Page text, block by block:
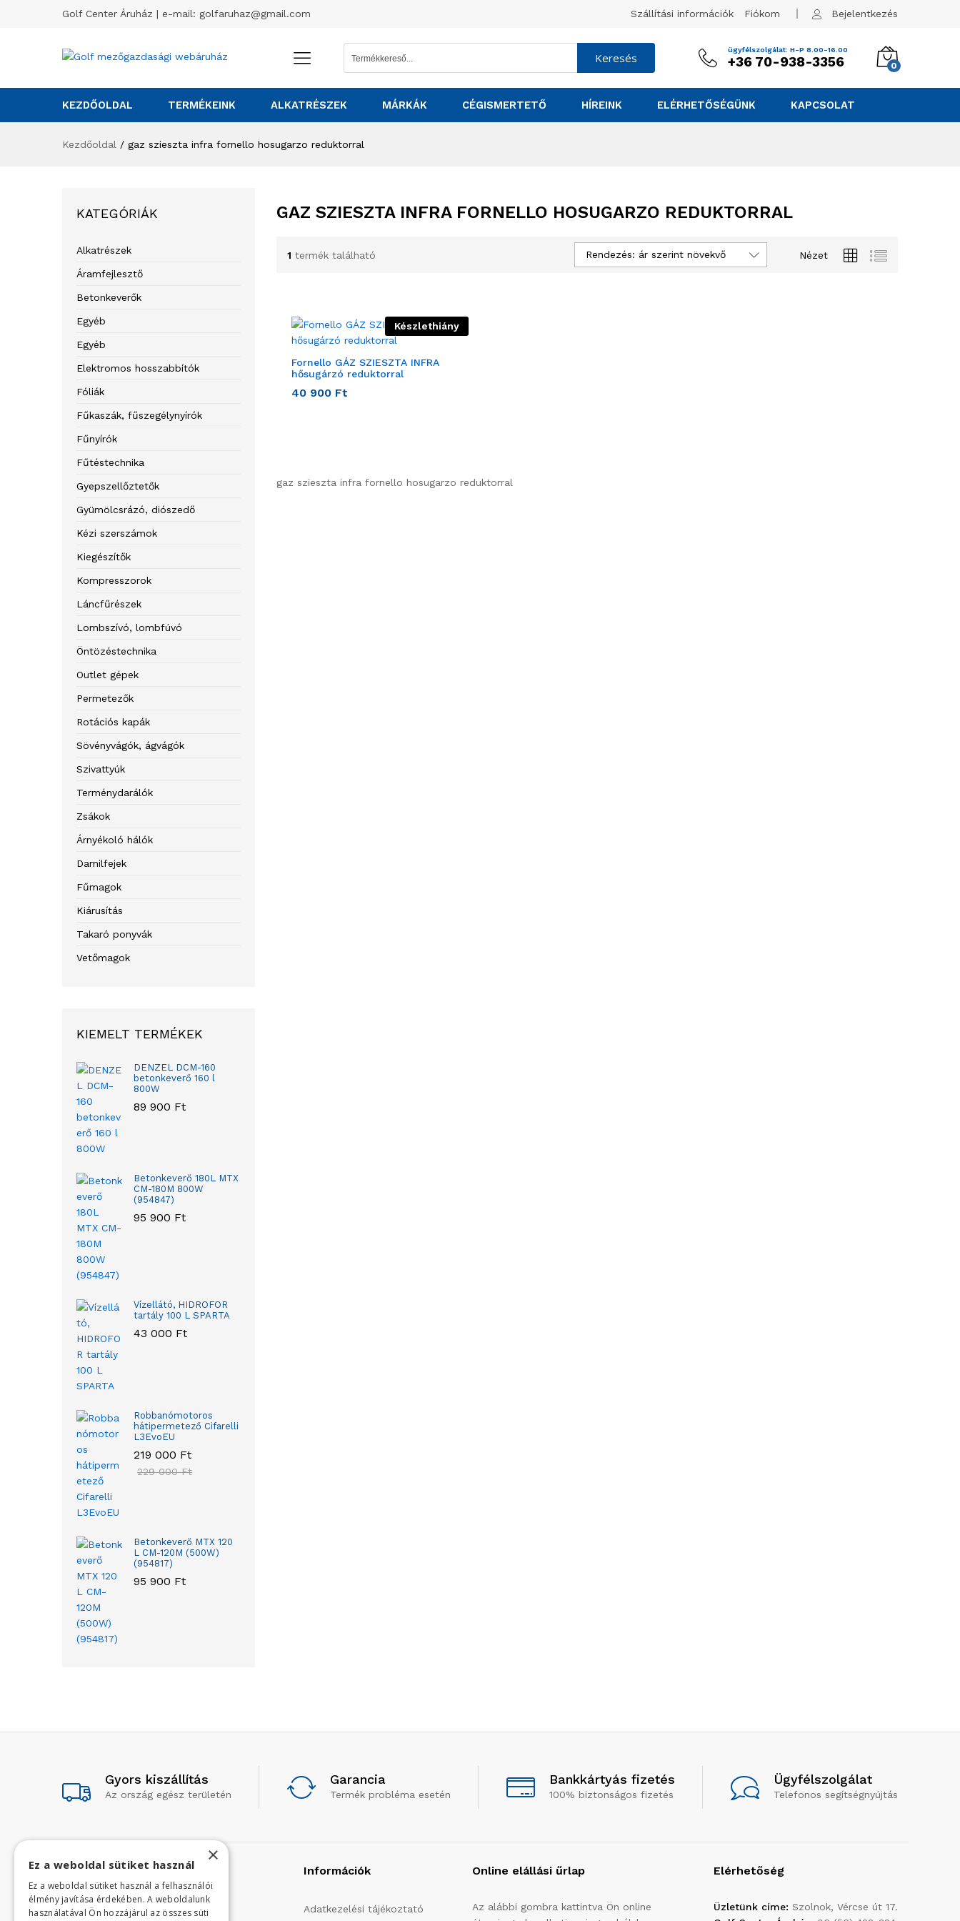
Golf Center Áruház | e-mail: golfaruhaz@gmail.com Szállítási információk Fiókom Bejelentkezés
Keresés
ügyfélszolgálat: H-P 8.00-16.00
+36 70-938-3356 0
KEZDŐOLDAL TERMÉKEINK ALKATRÉSZEK MÁRKÁK CÉGISMERTETŐ HÍREINK ELÉRHETŐSÉGÜNK KAPCSOLAT
Kezdőoldal / gaz szieszta infra fornello hosugarzo reduktorral
GAZ SZIESZTA INFRA FORNELLO HOSUGARZO REDUKTORRAL
1 termék található Nézet
Rendezés: ár szerint növekvő
Készlethiány
Fornello GÁZ SZIESZTA INFRA
hősugárzó reduktorral
40 900 Ft
gaz szieszta infra fornello hosugarzo reduktorral
KATEGÓRIÁK
Alkatrészek
Áramfejlesztő
Betonkeverők
Egyéb
Egyéb
Elektromos hosszabbítók
Fóliák
Fűkaszák, fűszegélynyírók
Fűnyírók
Fűtéstechnika
Gyepszellőztetők
Gyümölcsrázó, diószedő
Kézi szerszámok
Kiegészítők
Kompresszorok
Láncfűrészek
Lombszívó, lombfúvó
Öntözéstechnika
Outlet gépek
Permetezők
Rotációs kapák
Sövényvágók, ágvágók
Szivattyúk
Terménydarálók
Zsákok
Árnyékoló hálók
Damilfejek
Fűmagok
Kiárusítás
Takaró ponyvák
Vetőmagok
KIEMELT TERMÉKEK
DENZEL DCM-160
betonkeverő 160 l
800W
89 900 Ft
Betonkeverő 180L MTX
CM-180M 800W
(954847)
95 900 Ft
Vízellátó, HIDROFOR
tartály 100 L SPARTA
43 000 Ft
Robbanómotoros
hátipermetező Cifarelli
L3EvoEU
219 000 Ft
229 000Ft
Betonkeverő MTX 120
L CM-120M (500W)
(954817)
95 900 Ft
Gyors kiszállítás
Az ország egész területén
Garancia
Termék probléma esetén
Bankkártyás fizetés
100% biztonságos fizetés
Ügyfélszolgálat
Telefonos segítségnyújtás
Rólunk
Profilunk a mezőgazdasági, kerti
Információk
Adatkezelési tájékoztató
Online elállási űrlap
Az alábbi gombra kattintva Ön online
Elérhetőség
Üzletünk címe: Szolnok, Vércse út 17.
×
Ez a weboldal sütiket használ
Ez a weboldal sütiket használ a felhasználói
élmény javítása érdekében. A weboldalunk
használatával Ön hozzájárul az összes süti